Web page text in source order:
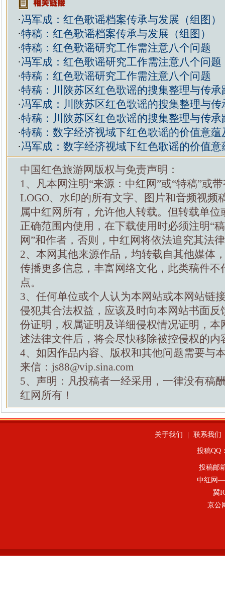
·冯军成：红色歌谣档案传承与发展（组图）
·特稿：红色歌谣档案传承与发展（组图）
·特稿：红色歌谣研究工作需注意八个问题
·冯军成：红色歌谣研究工作需注意八个问题
·特稿：红色歌谣研究工作需注意八个问题
·特稿：川陕苏区红色歌谣的搜集整理与传承
·冯军成：川陕苏区红色歌谣的搜集整理与传
·特稿：川陕苏区红色歌谣的搜集整理与传承
·特稿：数字经济视域下红色歌谣的价值意蕴
·冯军成：数字经济视域下红色歌谣的价值意
中国红色旅游网版权与免责声明：
1、凡本网注明“来源：中红网”或“特稿”或
LOGO、水印的所有文字、图片和音频视频
属中红网所有，允许他人转载。但转载单位
正确范围内使用，在下载使用时必须注明“
网”和作者，否则，中红网将依法追究其法
2、本网其他来源作品，均转载自其他媒体
传播更多信息，丰富网络文化，此类稿件不
点。
3、任何单位或个人认为本网站或本网站链
侵犯其合法权益，应该及时向本网站书面反
份证明，权属证明及详细侵权情况证明，本
述法律文件后，将会尽快移除被控侵权的内
4、如因作品内容、版权和其他问题需要与
来信：js88@vip.sina.com
5、声明：凡投稿者一经采用，一律没有稿
红网所有！
关于我们 联系我们
投稿QQ
投稿邮
中红网—
冀
京公